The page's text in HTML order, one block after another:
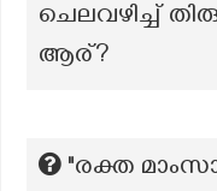
ചെലവഴിച്ച്
ആര്?
"രക്ത